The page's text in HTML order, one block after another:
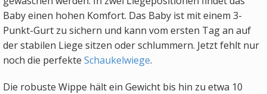
Baby einen hohen Komfort. Das Baby ist mit einem 3-
Punkt-Gurt zu sichern und kann vom ersten Tag an auf
der stabilen Liege sitzen oder schlummern. Jetzt fehlt nur
noch die perfekte Schaukelwiege.
Die robuste Wippe hält ein Gewicht bis hin zu etwa 10